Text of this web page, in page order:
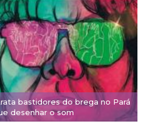
bastidores do brega no Pará
desenhar o som